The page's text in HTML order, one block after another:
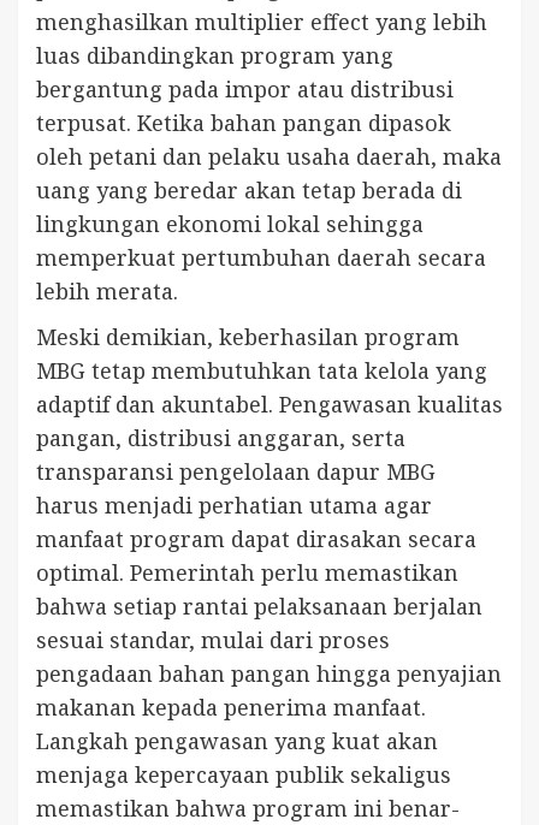
menghasilkan multiplier effect yang lebih
luas dibandingkan program yang
bergantung pada impor atau distribusi
terpusat. Ketika bahan pangan dipasok
oleh petani dan pelaku usaha daerah, maka
uang yang beredar akan tetap berada di
lingkungan ekonomi lokal sehingga
memperkuat pertumbuhan daerah secara
lebih merata.
Meski demikian, keberhasilan program
MBG tetap membutuhkan tata kelola yang
adaptif dan akuntabel. Pengawasan kualitas
pangan, distribusi anggaran, serta
transparansi pengelolaan dapur MBG
harus menjadi perhatian utama agar
manfaat program dapat dirasakan secara
optimal. Pemerintah perlu memastikan
bahwa setiap rantai pelaksanaan berjalan
sesuai standar, mulai dari proses
pengadaan bahan pangan hingga penyajian
makanan kepada penerima manfaat.
Langkah pengawasan yang kuat akan
menjaga kepercayaan publik sekaligus
memastikan bahwa program ini benar-